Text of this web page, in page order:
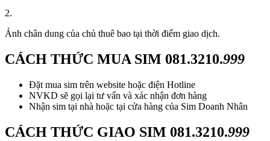
2.
Ảnh chân dung của chủ thuê bao tại thời điểm giao dịch.
CÁCH THỨC MUA SIM 081.3210.999
Đặt mua sim trên website hoặc điện Hotline
NVKD sẽ gọi lại tư vấn và xác nhận đơn hàng
Nhận sim tại nhà hoặc tại cửa hàng của Sim Doanh Nhân
CÁCH THỨC GIAO SIM 081.3210.999